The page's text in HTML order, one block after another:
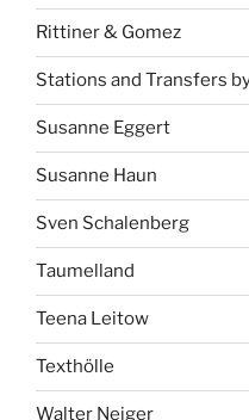
Rittiner & Gomez
Stations and Transfers
Susanne Eggert
Susanne Haun
Sven Schalenberg
Taumelland
Teena Leitow
Texthölle
Walter Neiger